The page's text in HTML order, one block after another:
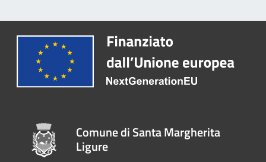
Comune di Santa Margherita
Ligure